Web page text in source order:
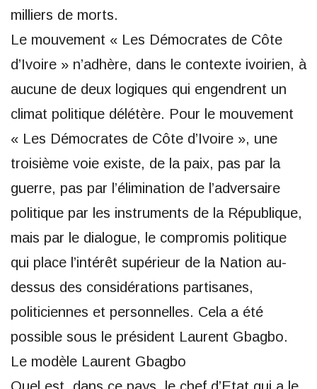
milliers de morts.
Le mouvement « Les Démocrates de Côte
d’Ivoire » n’adhère, dans le contexte ivoirien, à
aucune de deux logiques qui engendrent un
climat politique délétère. Pour le mouvement
« Les Démocrates de Côte d’Ivoire », une
troisième voie existe, de la paix, pas par la
guerre, pas par l’élimination de l’adversaire
politique par les instruments de la République,
mais par le dialogue, le compromis politique
qui place l’intérêt supérieur de la Nation au-
dessus des considérations partisanes,
politiciennes et personnelles. Cela a été
possible sous le président Laurent Gbagbo.
Le modèle Laurent Gbagbo